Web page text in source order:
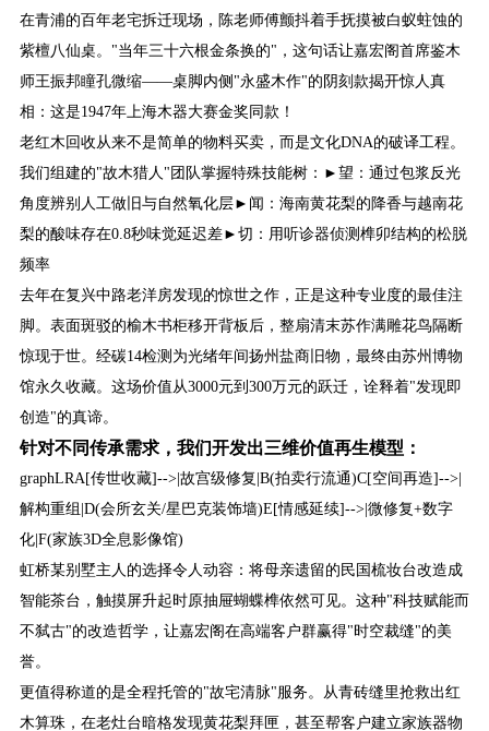
在青浦的百年老宅拆迁现场，陈老师傅颤抖着手抚摸被白蚁蛀蚀的
紫檀八仙桌。"当年三十六根金条换的"，这句话让嘉宏阁首席鉴木
师王振邦瞳孔微缩——桌脚内侧"永盛木作"的阴刻款揭开惊人真
相：这是1947年上海木器大赛金奖同款！
老红木回收从来不是简单的物料买卖，而是文化DNA的破译工程。
我们组建的"故木猎人"团队掌握特殊技能树：►望：通过包浆反光
角度辨别人工做旧与自然氧化层►闻：海南黄花梨的降香与越南花
梨的酸味存在0.8秒味觉延迟差►切：用听诊器侦测榫卯结构的松脱
频率
去年在复兴中路老洋房发现的惊世之作，正是这种专业度的最佳注
脚。表面斑驳的榆木书柜移开背板后，整扇清末苏作满雕花鸟隔断
惊现于世。经碳14检测为光绪年间扬州盐商旧物，最终由苏州博物
馆永久收藏。这场价值从3000元到300万元的跃迁，诠释着"发现即
创造"的真谛。
针对不同传承需求，我们开发出三维价值再生模型：
graphLRA[传世收藏]-->|故宫级修复|B(拍卖行流通)C[空间再造]-->|
解构重组|D(会所玄关/星巴克装饰墙)E[情感延续]-->|微修复+数字
化|F(家族3D全息影像馆)
虹桥某别墅主人的选择令人动容：将母亲遗留的民国梳妆台改造成
智能茶台，触摸屏升起时原抽屉蝴蝶榫依然可见。这种"科技赋能而
不弑古"的改造哲学，让嘉宏阁在高端客户群赢得"时空裁缝"的美
誉。
更值得称道的是全程托管的"故宅清脉"服务。从青砖缝里抢救出红
木算珠，在老灶台暗格发现黄花梨拜匣，甚至帮客户建立家族器物